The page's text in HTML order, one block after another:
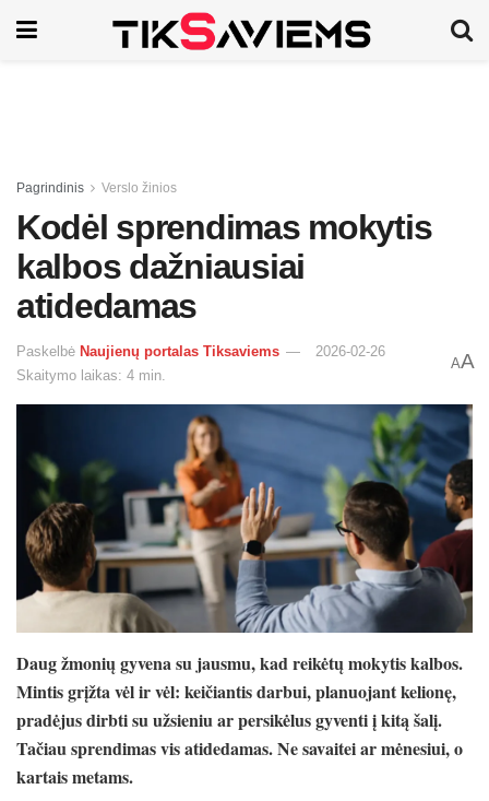
Pagrindinis Verslo žinios
Kodėl sprendimas mokytis
kalbos dažniausiai
atidedamas
Paskelbė Naujienų portalas Tiksaviems
2026-02-26
Skaitymo laikas: 4 min.
AA
Daug žmonių gyvena su jausmu, kad reikėtų mokytis kalbos.
Mintis grįžta vėl ir vėl: keičiantis darbui, planuojant kelionę,
pradėjus dirbti su užsieniu ar persikėlus gyventi į kitą šalį.
Tačiau sprendimas vis atidedamas. Ne savaitei ar mėnesiui, o
kartais metams.